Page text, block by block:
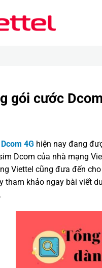
gói cước
4G hiện nay đang
Dcom của nhà mạng
Viettel cũng đưa đến
tham khảo ngay bài viết